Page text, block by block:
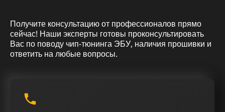
Получите консультацию от профессионалов прямо
сейчас! Наши эксперты готовы проконсультировать
Вас по поводу чип-тюнинга ЭБУ, наличия прошивки и
ответить на любые вопросы.